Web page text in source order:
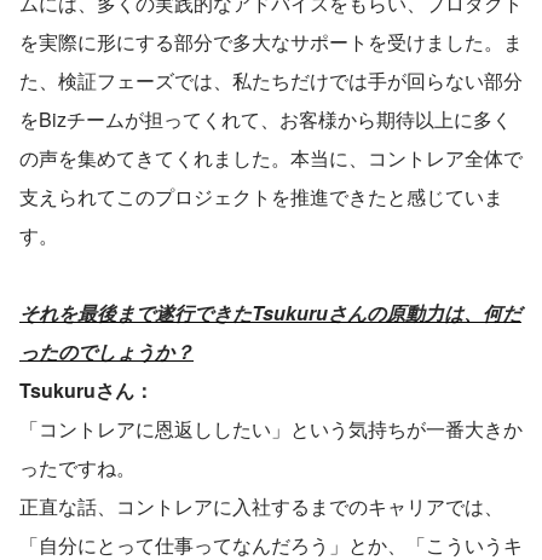
を実際に形にする部分で多大なサポートを受けました。ま
た、検証フェーズでは、私たちだけでは手が回らない部分
をBizチームが担ってくれて、お客様から期待以上に多く
の声を集めてきてくれました。本当に、コントレア全体で
支えられてこのプロジェクトを推進できたと感じていま
す。
それを最後まで遂行できたTsukuruさんの原動力は、何だ
ったのでしょうか？
Tsukuruさん：
「コントレアに恩返ししたい」という気持ちが一番大きか
ったですね。
正直な話、コントレアに入社するまでのキャリアでは、
「自分にとって仕事ってなんだろう」とか、「こういうキ